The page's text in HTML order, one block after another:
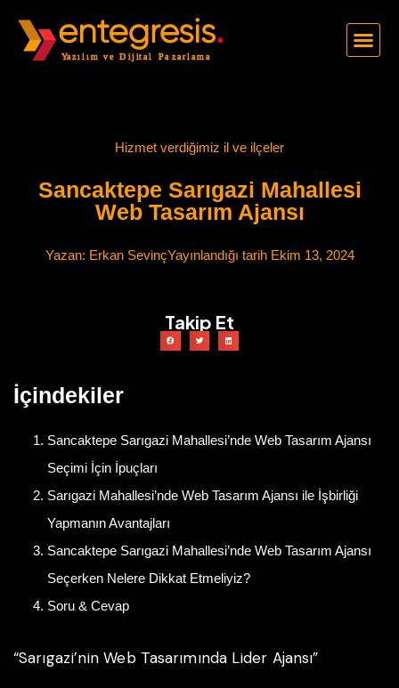
Hizmet verdiğimiz il ve ilçeler
Sancaktepe Sarıgazi Mahallesi
Web Tasarım Ajansı
Yazan: Erkan SevinçYayınlandığı tarihEkim 13, 2024
Takip Et
İçindekiler
Sancaktepe Sarıgazi Mahallesi’nde Web Tasarım Ajansı
Seçimi İçin İpuçları
Sarıgazi Mahallesi’nde Web Tasarım Ajansı ile İşbirliği
Yapmanın Avantajları
Sancaktepe Sarıgazi Mahallesi’nde Web Tasarım Ajansı
Seçerken Nelere Dikkat Etmeliyiz?
Soru & Cevap
“Sarıgazi’nin Web Tasarımında Lider Ajansı”